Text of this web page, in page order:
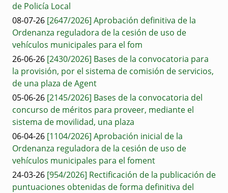
de Policía Local
08-07-26 [2647/2026] Aprobación definitiva de la
Ordenanza reguladora de la cesión de uso de
vehículos municipales para el fom
26-06-26 [2430/2026] Bases de la convocatoria para
la provisión, por el sistema de comisión de servicios,
de una plaza de Agent
05-06-26 [2145/2026] Bases de la convocatoria del
concurso de méritos para proveer, mediante el
sistema de movilidad, una plaza
06-04-26 [1104/2026] Aprobación inicial de la
Ordenanza reguladora de la cesión de uso de
vehículos municipales para el foment
24-03-26 [954/2026] Rectificación de la publicación de
puntuaciones obtenidas de forma definitiva del